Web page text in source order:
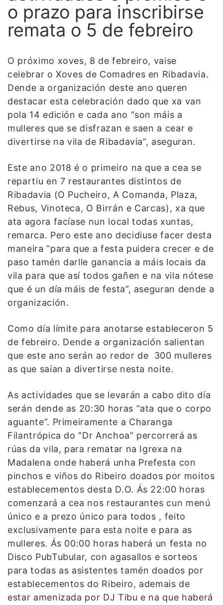
o prazo para inscribirse
remata o 5 de febreiro
O próximo xoves, 8 de febreiro, vaise
celebrar o Xoves de Comadres en Ribadavia.
Dende a organización deste ano queren
destacar esta celebración dado que xa van
pola 14 edición e cada ano “son máis a
mulleres que se disfrazan e saen a cear e
divertirse na vila de Ribadavia”, aseguran.
Este ano 2018 é o primeiro na que a cea se
repartiu en 7 restaurantes distintos de
Ribadavia (O Pucheiro, A Comanda, Plaza,
Rebus, Vinoteca, O Birrán e Carcas), xa que
ata agora facíase nun local todas xuntas,
remarca. Pero este ano decidiuse facer desta
maneira “para que a festa puidera crecer e de
paso tamén darlle ganancia a máis locais da
vila para que así todos gañen e na vila nótese
que é un día máis de festa”, aseguran dende a
organización.
Como día límite para anotarse estableceron 5
de febreiro. Dende a organización salientan
que este ano serán ao redor de 300 mulleres
as que saían a divertirse nesta noite.
As actividades que se levarán a cabo dito día
serán dende as 20:30 horas “ata que o corpo
aguante”. Primeiramente a Charanga
Filantrópica do “Dr Anchoa” percorrerá as
rúas da vila, para rematar na Igrexa na
Madalena onde haberá unha Prefesta con
pinchos e viños do Ribeiro doados por moitos
establecementos desta D.O. Ás 22:00 horas
comenzará a cea nos restaurantes cun menú
único e a prezo único para todos , feito
exclusivamente para esta noite e para as
mulleres. Ás 00:00 horas haberá un festa no
Disco PubTubular, con agasallos e sorteos
para todas as asistentes tamén doados por
establecementos do Ribeiro, ademais de
estar amenizada por DJ Tibu e na que haberá